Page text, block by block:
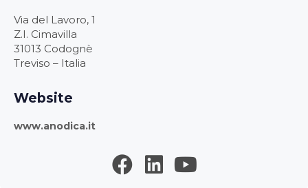
Via del Lavoro, 1
Z.I. Cimavilla
31013 Codognè
Treviso – Italia
Website
www.anodica.it